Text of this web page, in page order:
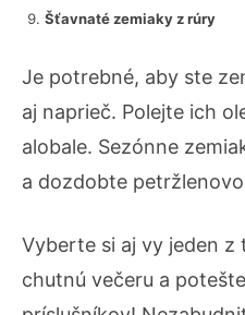
Šťavnaté zemiaky z rúry
Je potrebné, aby ste
aj naprieč. Polejte ich
alobale. Sezónne
a dozdobte
Vyberte si aj vy jeden
chutnú večeru a